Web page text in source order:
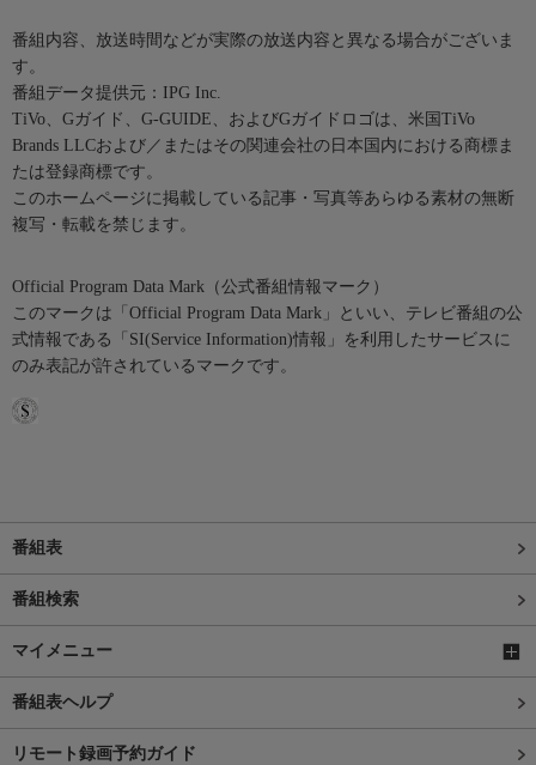
番組内容、放送時間などが実際の放送内容と異なる場合がございま
す。
番組データ提供元：IPG Inc.
TiVo、Gガイド、G-GUIDE、およびGガイドロゴは、米国TiVo
Brands LLCおよび／またはその関連会社の日本国内における商標ま
たは登録商標です。
このホームページに掲載している記事・写真等あらゆる素材の無断
複写・転載を禁じます。
Official Program Data Mark（公式番組情報マーク）
このマークは「Official Program Data Mark」といい、テレビ番組の公
式情報である「SI(Service Information)情報」を利用したサービスに
のみ表記が許されているマークです。
番組表
番組検索
マイメニュー
番組表ヘルプ
リモート録画予約ガイド